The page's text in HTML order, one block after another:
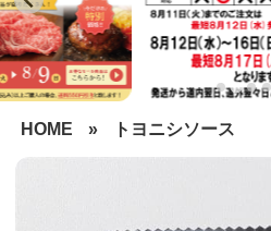
HOME » トヨニシソース